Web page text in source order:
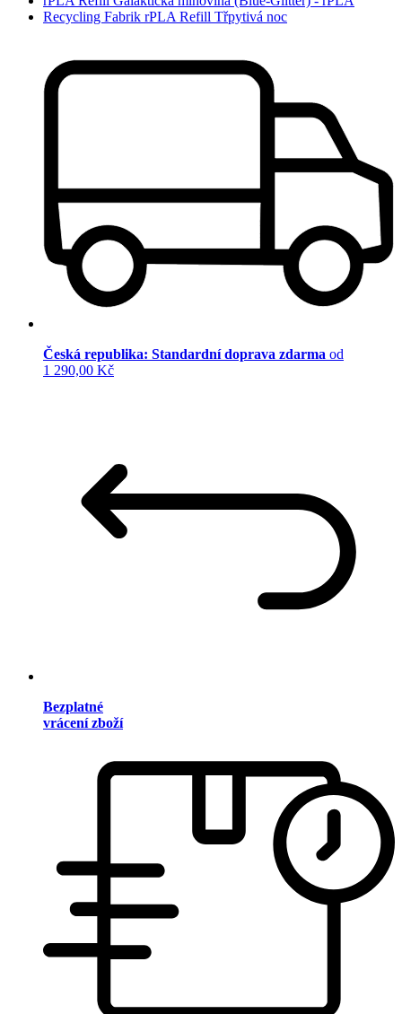
Recycling Fabrik rPLA Refill Třpytivá noc
Česká republika: Standardní doprava zdarma od
1 290,00 Kč
Bezplatné
vrácení zboží